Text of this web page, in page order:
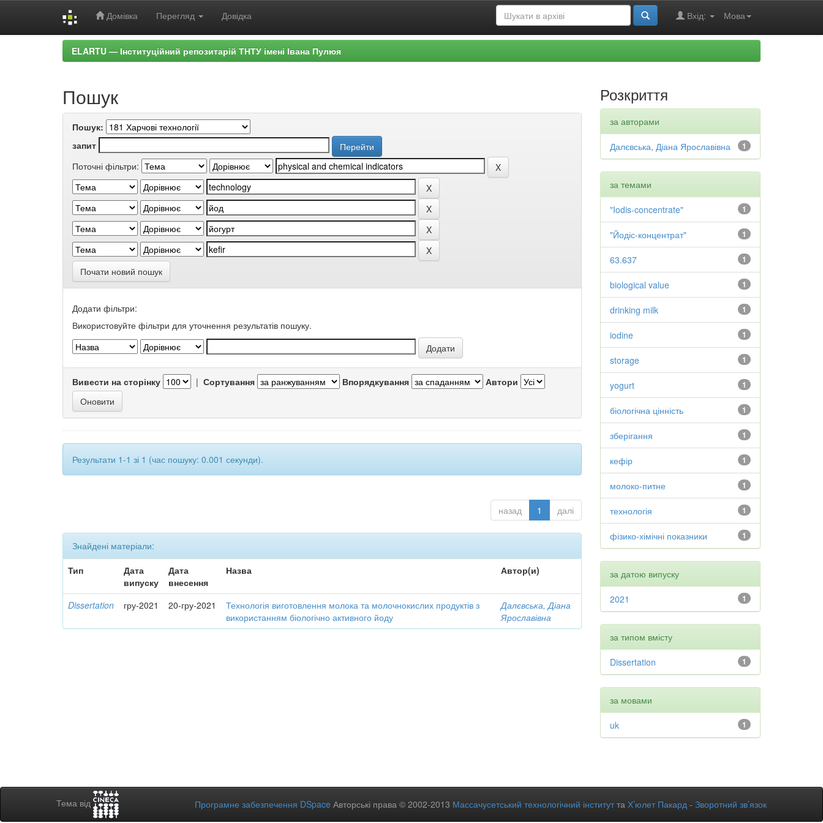
Домівка Перегляд Довідка Мова
Вхід:
ELARTU — Інституційний репозитарій ТНТУ імені Івана Пулюя
Пошук
Пошук:
запит
Поточні фільтри:
Почати новий пошук
Додати фільтри:
Використовуйте фільтри для уточнення результатів пошуку.
Вивести на сторінку | Сортування Впорядкування Автори
Результати 1-1 зі 1 (час пошуку: 0.001 секунди).
назад 1 далі
Знайдені матеріали:
Тип
Дата
випуску
Дата
внесення
Назва Автор(и)
Dissertation гру-2021 20-гру-2021
Технологія виготовлення молока та молочнокислих продуктів з
використанням біологічно активного йоду
Далєвська, Діана
Ярославівна
Розкриття
за авторами
1
Далєвська, Діана Ярославівна
за темами
1
"Iodis-concentrate"
1
"Йодіс-концентрат"
1
63.637
1
biological value
1
drinking milk
1
iodine
1
storage
1
yogurt
1
біологічна цінність
1
зберігання
1
кефір
1
молоко-питне
1
технологія
1
фізико-хімічні показники
за датою випуску
1
2021
за типом вмісту
1
Dissertation
за мовами
1
uk
Тема від Програмне забезпечення DSpace Авторські права © 2002-2013 Массачусетський технологічний інститутта Х’юлет Пакард - Зворотний зв’язок